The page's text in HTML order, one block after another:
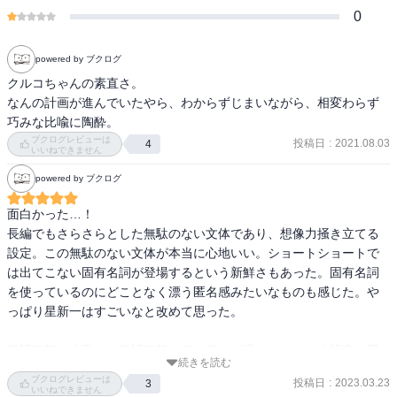
0
powered by ブクログ
クルコちゃんの素直さ。
なんの計画が進んでいたやら、わからずじまいながら、相変わらず
巧みな比喩に陶酔。
ブクログレビューは
いいねできません
4 投稿日 : 2021.08.03
powered by ブクログ
面白かった…！
長編でもさらさらとした無駄のない文体であり、想像力掻き立てる
設定。この無駄のない文体が本当に心地いい。ショートショートで
は出てこない固有名詞が登場するという新鮮さもあった。固有名詞
を使っているのにどことなく漂う匿名感みたいなものも感じた。や
っぱり星新一はすごいなと改めて思った。
新一らしいし、それだけでも面白い。人形が勝手に喋るのではな
く、当人の口を借りて喋りだすので、その当人は自分の異常に混乱
続きを読む
ブクログレビューは
いいねできません
3 投稿日 : 2023.03.23